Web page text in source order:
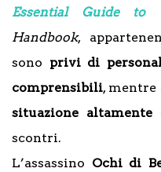
Essential Guide to
Handbook,
sono privi di
comprensibili,
situazione altamente
scontri.
L’assassino Ochi di